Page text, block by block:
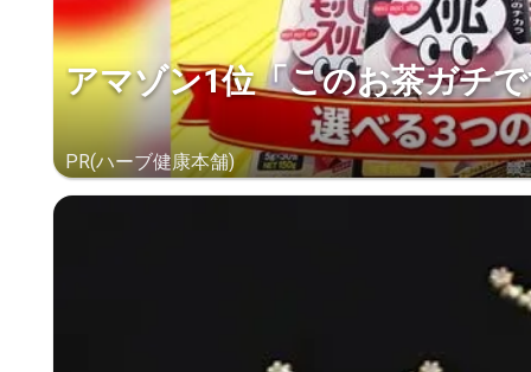
アマゾン1位「このお茶ガチ
PR(ハーブ健康本舗)